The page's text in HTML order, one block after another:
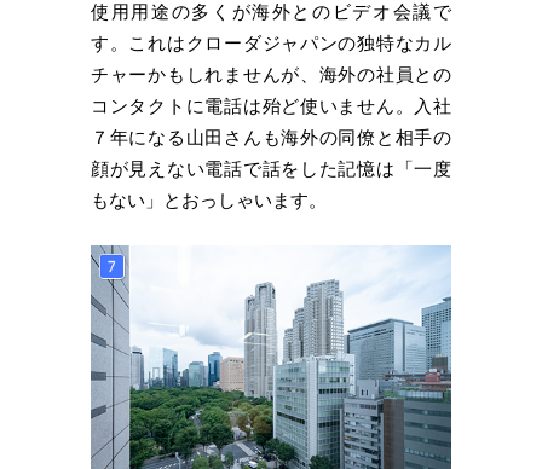
使用用途の多くが海外とのビデオ会議で
す。これはクローダジャパンの独特なカル
チャーかもしれませんが、海外の社員との
コンタクトに電話は殆ど使いません。入社
７年になる山田さんも海外の同僚と相手の
顔が見えない電話で話をした記憶は「一度
もない」とおっしゃいます。